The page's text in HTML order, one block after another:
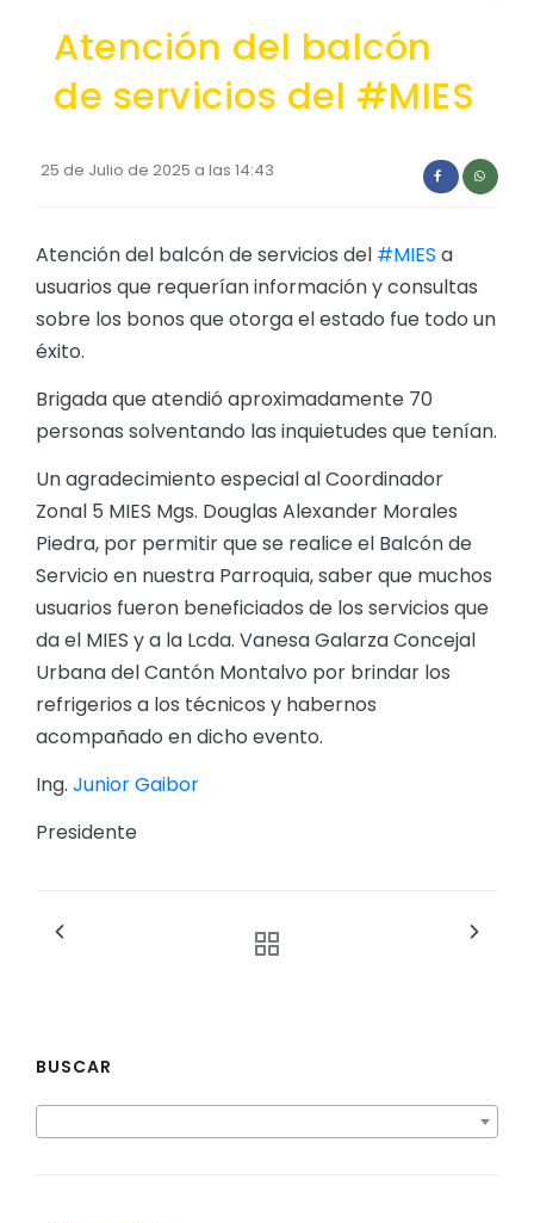
Convocatorias
Plan Anual Contratación - PAC
Convenios Institucionales
PRESUPUESTO: EJECUCIÓN Y REPORTES
Procesos de contratación
Ejecución Presupuestaria
Obras y proyectos
Atención del balcón
de servicios del #MIES
25 de Julio de 2025 a las 14:43
Atención del balcón de servicios del #MIES a
usuarios que requerían información y consultas
sobre los bonos que otorga el estado fue todo un
éxito.
Brigada que atendió aproximadamente 70
personas solventando las inquietudes que tenían.
Un agradecimiento especial al Coordinador
Zonal 5 MIES Mgs. Douglas Alexander Morales
Piedra, por permitir que se realice el Balcón de
Servicio en nuestra Parroquia, saber que muchos
usuarios fueron beneficiados de los servicios que
da el MIES y a la Lcda. Vanesa Galarza Concejal
Urbana del Cantón Montalvo por brindar los
refrigerios a los técnicos y habernos
acompañado en dicho evento.
Ing. Junior Gaibor
Presidente
BUSCAR